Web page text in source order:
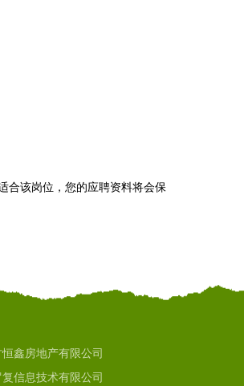
合该岗位，您的应聘资料将会保
鑫房地产有限公司
信息技术有限公司